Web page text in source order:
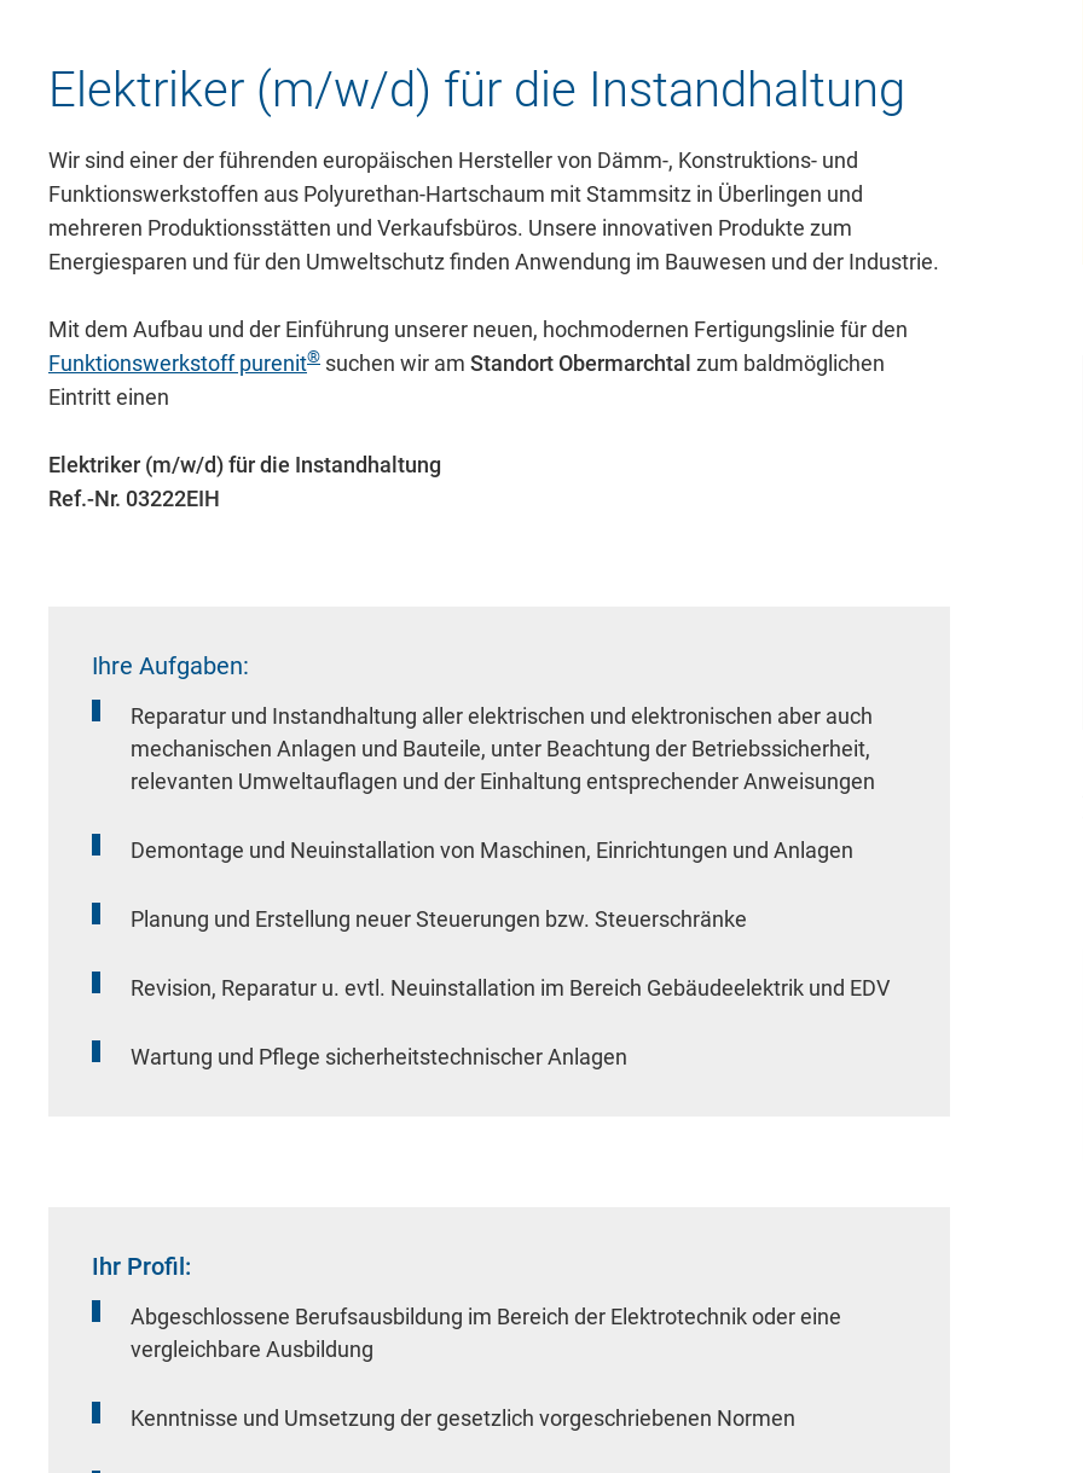
Elektriker (m/w/d) für die Instandhaltung
Wir sind einer der führenden europäischen Hersteller von Dämm-, Konstruktions- und
Funktionswerkstoffen aus Polyurethan-Hartschaum mit Stammsitz in Überlingen und
mehreren Produktionsstätten und Verkaufsbüros. Unsere innovativen Produkte zum
Energiesparen und für den Umweltschutz finden Anwendung im Bauwesen und der Industrie.
Mit dem Aufbau und der Einführung unserer neuen, hochmodernen Fertigungslinie für den
Funktionswerkstoff purenit® suchen wir am Standort Obermarchtal zum baldmöglichen
Eintritt einen
Elektriker (m/w/d) für die Instandhaltung
Ref.-Nr. 03222EIH
Ihre Aufgaben:
Reparatur und Instandhaltung aller elektrischen und elektronischen aber auch
mechanischen Anlagen und Bauteile, unter Beachtung der Betriebssicherheit,
relevanten Umweltauflagen und der Einhaltung entsprechender Anweisungen
Demontage und Neuinstallation von Maschinen, Einrichtungen und Anlagen
Planung und Erstellung neuer Steuerungen bzw. Steuerschränke
Revision, Reparatur u. evtl. Neuinstallation im Bereich Gebäudeelektrik und EDV
Wartung und Pflege sicherheitstechnischer Anlagen
Ihr Profil:
Abgeschlossene Berufsausbildung im Bereich der Elektrotechnik oder eine
vergleichbare Ausbildung
Kenntnisse und Umsetzung der gesetzlich vorgeschriebenen Normen
sichere Bereiche unserer Website ermöglichen.
Cookie Informationen anzeigen